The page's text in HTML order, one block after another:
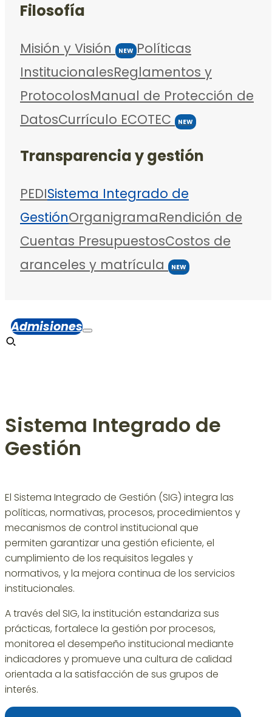
Filosofía
Misión y Visión NEW Políticas
InstitucionalesReglamentos y
ProtocolosManual de Protección de
DatosCurrículo ECOTEC NEW
Transparencia y gestión
PEDISistema Integrado de
GestiónOrganigramaRendición de
Cuentas PresupuestosCostos de
aranceles y matrícula
NEW
Admisiones
Sistema Integrado de
Gestión
El Sistema Integrado de Gestión (SIG) integra las
políticas, normativas, procesos, procedimientos y
mecanismos de control institucional que
permiten garantizar una gestión eficiente, el
cumplimiento de los requisitos legales y
normativos, y la mejora continua de los servicios
institucionales.
A través del SIG, la institución estandariza sus
prácticas, fortalece la gestión por procesos,
monitorea el desempeño institucional mediante
indicadores y promueve una cultura de calidad
orientada a la satisfacción de sus grupos de
interés.